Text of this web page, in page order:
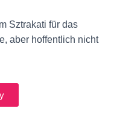
Sztrakati für das
aber hoffentlich nicht